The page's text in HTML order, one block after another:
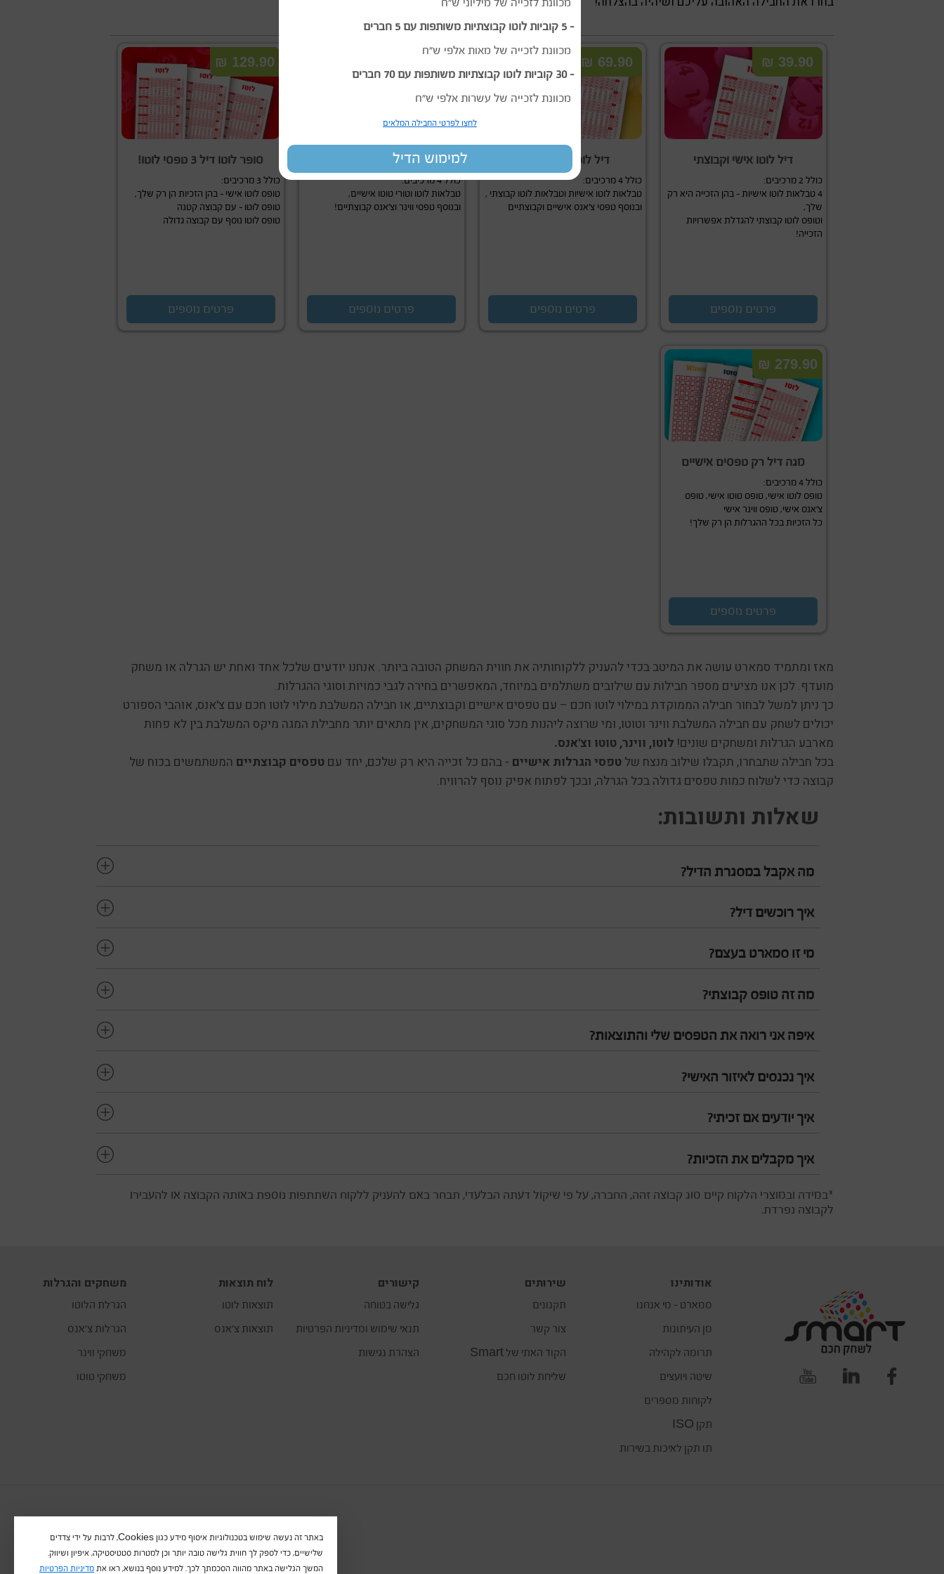
דיל לוטו אישי וקבוצתי
כולל 2 מרכיבים:
4 טבלאות לוטו אישיות – בהן הזכייה היא רק
שלך,
וטופס לוטו קבוצתי להגדלת אפשרויות
הזכייה!
פרטים נוספים
39.90 ₪
דיל לוטו פלוס צ’אנס
כולל 4 מרכיבים:
טבלאות לוטו אישיות וטבלאות לוטו קבוצתי ,
ובנוסף טפסי צ’אנס אישיים וקבוצתיים
פרטים נוספים
69.90 ₪
מיקס דיל כל ההגרלות!
כולל 4 מרכיבים:
טבלאות לוטו וטורי טוטו אישיים,
ובנוסף טפסי ווינר וצ’אנס קבוצתיים!
פרטים נוספים
סופר לוטו דיל 3 טפסי לוטו!
כולל 3 מרכיבים:
טופס לוטו אישי – בהן הזכיות הן רק שלך,
טופס לוטו – עם קבוצה קטנה
טופס לוטו נוסף עם קבוצה גדולה
פרטים נוספים
129.90 ₪
מגה דיל רק טפסים אישיים
כולל 4 מרכיבים:
טופס לוטו אישי, טופס טוטו אישי, טופס
צ’אנס אישי, טופס ווינר אישי
כל הזכיות בכל ההגרלות הן רק שלך!
פרטים נוספים
279.90 ₪
מאז ומתמיד סמארט עושה את המיטב בכדי להעניק ללקוחותיה את חווית המשחק הטובה ביותר. אנחנו יודעים שלכל אחד ואחת יש הגרלה או משחק
מועדף. לכן אנו מציעים מספר חבילות עם שילובים משתלמים במיוחד, המאפשרים בחירה לגבי כמויות וסוגי ההגרלות.
כך ניתן למשל לבחור חבילה הממוקדת במילוי לוטו חכם – עם טפסים אישיים וקבוצתיים, או חבילה המשלבת מילוי לוטו חכם עם צ'אנס, אוהבי הספורט
יכולים לשחק עם חבילה המשלבת ווינר וטוטו, ומי שרוצה ליהנות מכל סוגי המשחקים, אין מתאים יותר מחבילת המגה מיקס המשלבת בין לא פחות
מארבע הגרלות ומשחקים שונים! לוטו, ווינר, טוטו וצ'אנס.
בכל חבילה שתבחרו, תקבלו שילוב מנצח של טפסי הגרלות אישיים - בהם כל זכייה היא רק שלכם, יחד עם טפסים קבוצתיים המשתמשים בכוח של
קבוצה כדי לשלוח כמות טפסים גדולה בכל הגרלה, ובכך לפתוח אפיק נוסף להרוויח.
שאלות ותשובות:
מה אקבל במסגרת הדיל?
איך רוכשים דיל?
מי זו סמארט בעצם?
מה זה טופס קבוצתי?
איפה אני רואה את הטפסים שלי והתוצאות?
איך נכנסים לאיזור האישי?
איך יודעים אם זכיתי?
איך מקבלים את הזכיות?
*במידה ובמוצרי הלקוח קיים סוג קבוצה זהה, החברה, על פי שיקול דעתה הבלעדי, תבחר באם להעניק ללקוח השתתפות נוספת באותה הקבוצה או להעבירו
לקבוצה נפרדת.
אודותינו
סמארט – מי אנחנו
מן העיתונות
תרומה לקהילה
שיטה ויועצים
לקוחות מספרים
תקן ISO
תו תקן לאיכות בשירות
שירותים
תקנונים
צור קשר
הקוד האתי של Smart
שליחת לוטו חכם
קישורים
גלישה בטוחה
תנאי שימוש ומדיניות הפרטיות
הצהרת נגישות
לוח תוצאות
תוצאות לוטו
תוצאות צ’אנס
משחקים והגרלות
הגרלת הלוטו
הגרלות צ’אנס
משחקי ווינר
משחקי טוטו
באתר זה נעשה שימוש בטכנולוגיות איסוף מידע כגון Cookies, לרבות על ידי צדדים
שלישיים, כדי לספק לך חווית גלישה טובה יותר וכן למטרות סטטיסטיקה, איפיון ושיווק.
המשך הגלישה באתר מהווה הסכמתך לכך. למידע נוסף בנושא, ראו את מדיניות הפרטיות
מכוונת לזכייה של מיליוני ש"ח
- 5 קוביות לוטו קבוצתיות משותפות עם 5 חברים
מכוונת לזכייה של מאות אלפי ש"ח
- 30 קוביות לוטו קבוצתיות משותפות עם 70 חברים
מכוונת לזכייה של עשרות אלפי ש"ח
לחצו לפרטי החבילה המלאים
למימוש הדיל